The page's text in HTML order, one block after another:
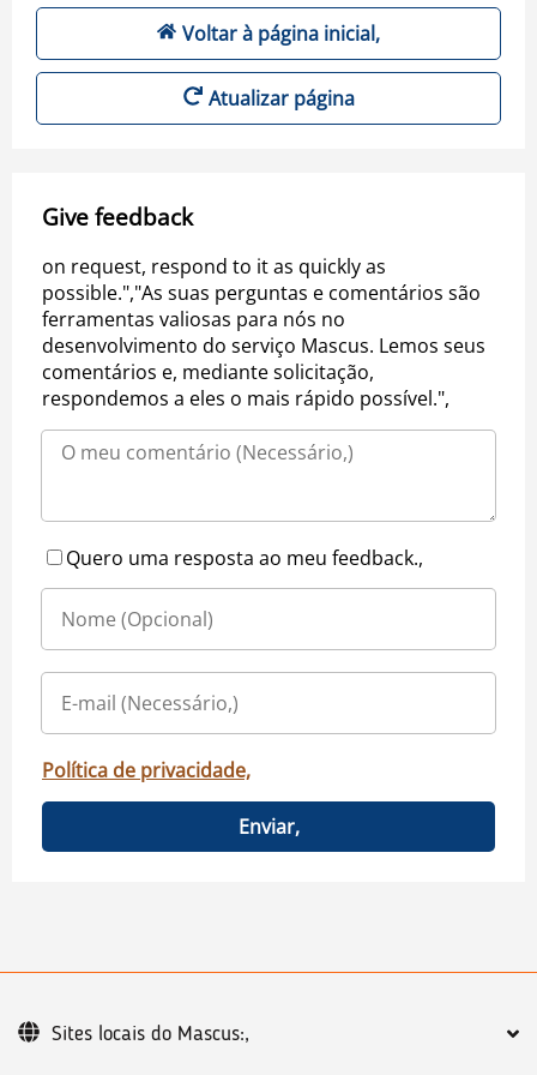
Voltar à página inicial,
Atualizar página
Give feedback
on request, respond to it as quickly as
possible.","As suas perguntas e comentários são
ferramentas valiosas para nós no
desenvolvimento do serviço Mascus. Lemos seus
comentários e, mediante solicitação,
respondemos a eles o mais rápido possível.",
Quero uma resposta ao meu feedback.,
Política de privacidade,
Enviar,
Sites locais do Mascus:,